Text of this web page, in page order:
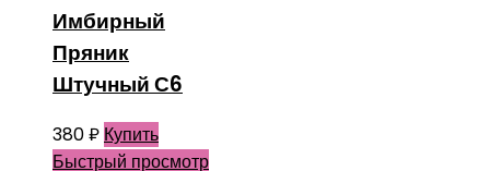
Имбирный
Пряник
Штучный С6
380₽ Купить
Быстрый просмотр